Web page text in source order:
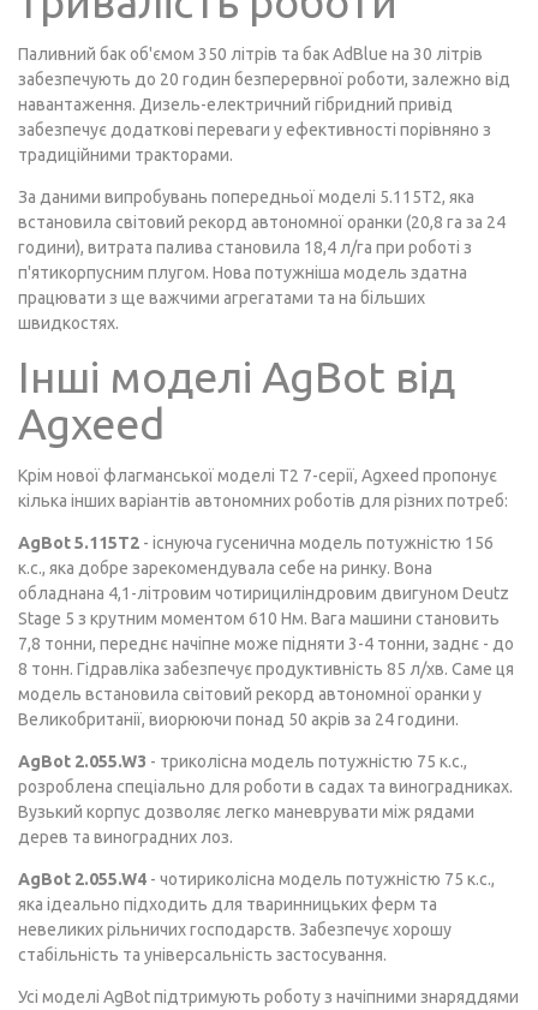
Паливний бак об'ємом 350 літрів та бак AdBlue на 30 літрів
забезпечують до 20 годин безперервної роботи, залежно від
навантаження. Дизель-електричний гібридний привід
забезпечує додаткові переваги у ефективності порівняно з
традиційними тракторами.
За даними випробувань попередньої моделі 5.115T2, яка
встановила світовий рекорд автономної оранки (20,8 га за 24
години), витрата палива становила 18,4 л/га при роботі з
п'ятикорпусним плугом. Нова потужніша модель здатна
працювати з ще важчими агрегатами та на більших
швидкостях.
Інші моделі AgBot від
Agxeed
Крім нової флагманської моделі T2 7-серії, Agxeed пропонує
кілька інших варіантів автономних роботів для різних потреб:
AgBot 5.115T2 - існуюча гусенична модель потужністю 156
к.с., яка добре зарекомендувала себе на ринку. Вона
обладнана 4,1-літровим чотирициліндровим двигуном Deutz
Stage 5 з крутним моментом 610 Нм. Вага машини становить
7,8 тонни, переднє начіпне може підняти 3-4 тонни, заднє - до
8 тонн. Гідравліка забезпечує продуктивність 85 л/хв. Саме ця
модель встановила світовий рекорд автономної оранки у
Великобританії, виорюючи понад 50 акрів за 24 години.
AgBot 2.055.W3 - триколісна модель потужністю 75 к.с.,
розроблена спеціально для роботи в садах та виноградниках.
Вузький корпус дозволяє легко маневрувати між рядами
дерев та виноградних лоз.
AgBot 2.055.W4 - чотириколісна модель потужністю 75 к.с.,
яка ідеально підходить для тваринницьких ферм та
невеликих рільничих господарств. Забезпечує хорошу
стабільність та універсальність застосування.
Усі моделі AgBot підтримують роботу з начіпними знаряддями